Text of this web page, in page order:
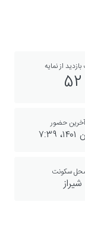
از نمایه
52
آخرین حضور
سکونت
شیراز